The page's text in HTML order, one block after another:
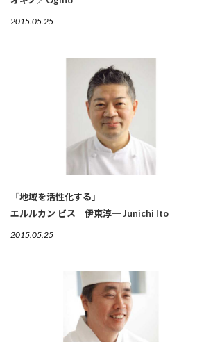
2015.05.25
「地域を活性化する」
エルルカン ビス 伊東淳一 Junichi Ito
2015.05.25